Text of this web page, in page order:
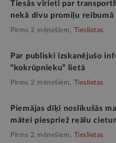
Tiesās vīrieti par
nekā divu promiļu reibumā
Pirms 2 mēnešiem, Tieslietas
Par publiski izskanējušo
“kokrūpnieku” lietā
Pirms 2 mēnešiem, Tieslietas
Piemājas dīķī noslīkušās
mātei piespriež reālu
Pirms 2 mēnešiem, Tieslietas